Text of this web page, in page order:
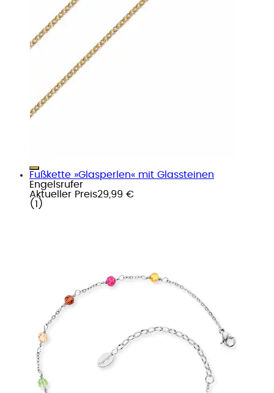
Fußkette »Glasperlen« mit Glassteinen
Engelsrufer
Aktueller Preis29,99 €
( 1 )